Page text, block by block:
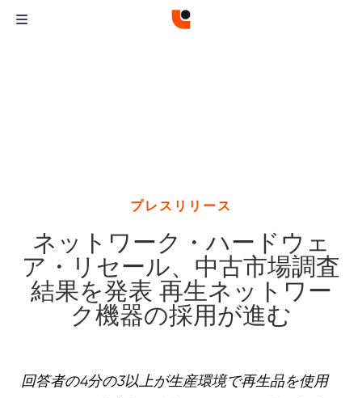
プレスリリース
ネットワーク・ハードウェ
ア・リセール、中古市場調査
結果を発表 再生ネットワー
ク機器の採用が進む
回答者の4分の3以上が生産環境で再生品を使用